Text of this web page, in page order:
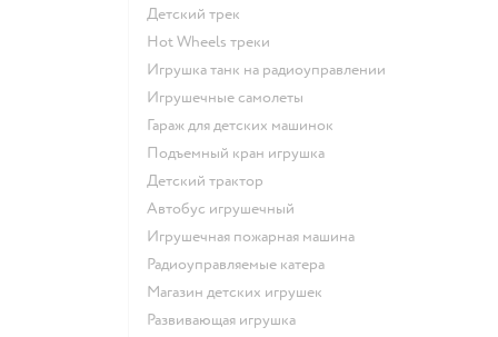
Детский трек
Hot Wheels треки
Игрушка танк на радиоуправлении
Игрушечные самолеты
Гараж для детских машинок
Подъемный кран игрушка
Детский трактор
Автобус игрушечный
Игрушечная пожарная машина
Радиоуправляемые катера
Магазин детских игрушек
Развивающая игрушка